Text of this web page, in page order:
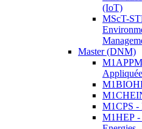
(IoT)
MScT-
Master (DNM)
M1CPS -
M1HEP -